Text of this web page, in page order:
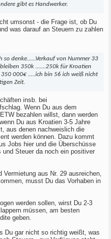
gibt es Handwerker.
umsonst - die Frage ist, ob Du
was darauf an Steuern zu zahlen
so denke......Verkauf von Nummer 33
350k .......250k für Kroatien
000€ .....ich bin 56 ich weiß nicht
Zeit.
insb. bei
Wenn Du aus dem
bezahlen willst, dann werden
Du aus Kroatien 3-5 Jahre
aus denen nachweislich die
werden können. Dazu kommt
Jobs hier und die Überschüsse
Steuer da noch ein positiver
Vermietung aus Nr. 29 ausreichen,
musst Du das Vorhaben in
werden sollen, wirst Du 2-3
müssen, am besten
geben.
Du gar nicht so richtig weißt, was